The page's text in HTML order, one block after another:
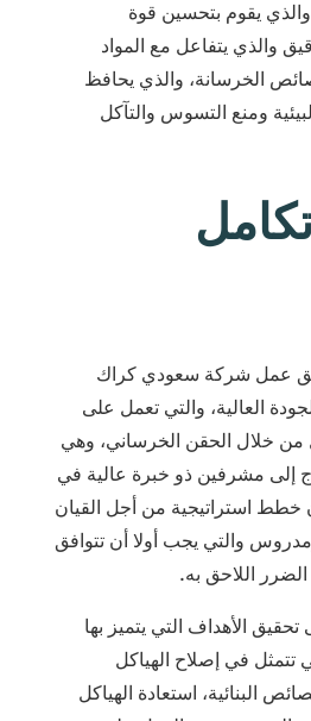
والذي يقوم بتحسين قوة
والذي يتفاعل مع المواد
الخرسانة، والذي يحافظ
ومنع التسوس والتآكل
عمل شركة سعودي كراك
العالية، والتي تعمل على
من خلال الحقن الخرساني، وهي
إلى مشرفين ذو خبرة عالية في
خطط استراتيجية من أجل القيان
والتي يجب أولا أن تتوافق
اللاحق به.
الأهداف التي يتميز بها
تتمثل في إصلاح الهياكل
البنائية، استعادة الهياكل